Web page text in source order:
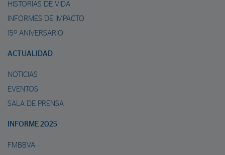
HISTORIAS DE VIDA
INFORMES DE IMPACTO
15º ANIVERSARIO
ACTUALIDAD
NOTICIAS
EVENTOS
SALA DE PRENSA
INFORME 2025
FMBBVA